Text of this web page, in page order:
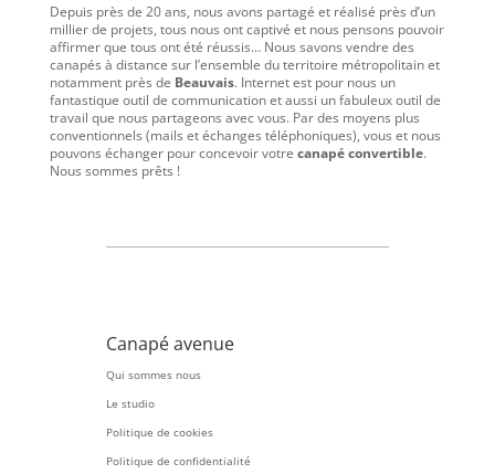
Depuis près de 20 ans, nous avons partagé et réalisé près d’un
millier de projets, tous nous ont captivé et nous pensons pouvoir
affirmer que tous ont été réussis… Nous savons vendre des
canapés à distance sur l’ensemble du territoire métropolitain et
notamment près de Beauvais. Internet est pour nous un
fantastique outil de communication et aussi un fabuleux outil de
travail que nous partageons avec vous. Par des moyens plus
conventionnels (mails et échanges téléphoniques), vous et nous
pouvons échanger pour concevoir votre canapé convertible.
Nous sommes prêts !
Canapé avenue
Qui sommes nous
Le studio
Politique de cookies
Politique de confidentialité